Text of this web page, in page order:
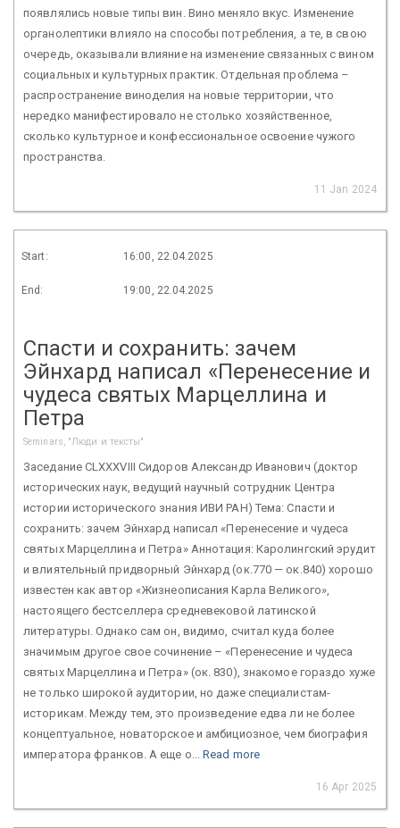
появлялись новые типы вин. Вино меняло вкус. Изменение
органолептики влияло на способы потребления, а те, в свою
очередь, оказывали влияние на изменение связанных с вином
социальных и культурных практик. Отдельная проблема –
распространение виноделия на новые территории, что
нередко манифестировало не столько хозяйственное,
сколько культурное и конфессиональное освоение чужого
пространства.
11 Jan 2024
Start: 16:00, 22.04.2025
End: 19:00, 22.04.2025
Спасти и сохранить: зачем
Эйнхард написал «Перенесение и
чудеса святых Марцеллина и
Петра
Seminars, "Люди и тексты"
Заседание CLXXXVIII Сидоров Александр Иванович (доктор
исторических наук, ведущий научный сотрудник Центра
истории исторического знания ИВИ РАН) Тема: Спасти и
сохранить: зачем Эйнхард написал «Перенесение и чудеса
святых Марцеллина и Петра» Аннотация: Каролингский эрудит
и влиятельный придворный Эйнхард (ок.770 — ок.840) хорошо
известен как автор «Жизнеописания Карла Великого»,
настоящего бестселлера средневековой латинской
литературы. Однако сам он, видимо, считал куда более
значимым другое свое сочинение – «Перенесение и чудеса
святых Марцеллина и Петра» (ок. 830), знакомое гораздо хуже
не только широкой аудитории, но даже специалистам-
историкам. Между тем, это произведение едва ли не более
концептуальное, новаторское и амбициозное, чем биография
императора франков. А еще о...Read more
16 Apr 2025